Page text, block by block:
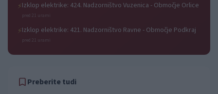
⚡Izklop elektrike: 424. Nadzorništvo Vuzenica - Območje Orlice
pred 21 urami
⚡Izklop elektrike: 421. Nadzorništvo Ravne - Območje Podkraj
pred 21 urami
Preberite tudi